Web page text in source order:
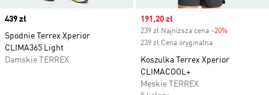
Price
439 zł
Spodnie Terrex Xperior
CLIMA365 Light
Damskie TERREX
Sale price
191,20 zł
239 zł Najniższa cena -20%
239 zł Cena oryginalna
Koszulka Terrex Xperior
CLIMACOOL+
Męskie TERREX